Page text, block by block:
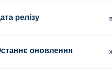
Дата релізу
Останнє оновлення